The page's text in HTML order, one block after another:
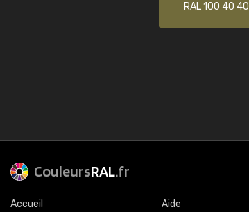
RAL 100 40 40
CouleursRAL.fr
Accueil Aide